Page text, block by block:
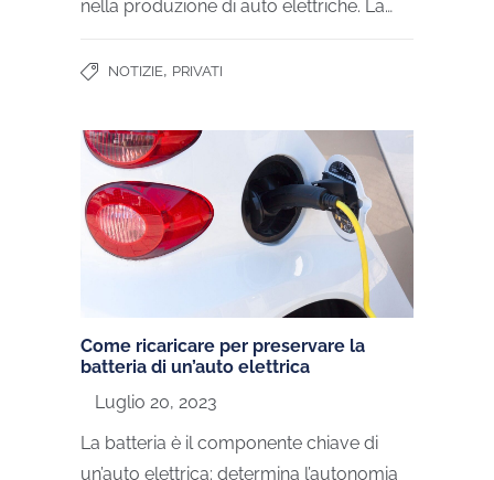
nella produzione di auto elettriche. La…
NOTIZIE, PRIVATI
Come ricaricare per preservare la
batteria di un’auto elettrica
Luglio 20, 2023
La batteria è il componente chiave di
un’auto elettrica: determina l’autonomia